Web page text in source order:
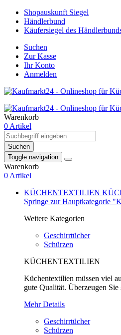
Shopauskunft Siegel
Händlerbund
Käufersiegel des
Suchen
Zur Kasse
Ihr Konto
Anmelden
Warenkorb
0 Artikel
Suchen
Toggle navigation
Warenkorb
0 Artikel
KÜCHENTEXTILIEN
Springe zur Hauptkategorie
Weitere Kategorien
Geschirrtücher
Schürzen
KÜCHENTEXTILIEN
Küchentextilien müssen viel
gute Qualität. Überzeugen Sie
Mehr Details
Geschirrtücher
Schürzen